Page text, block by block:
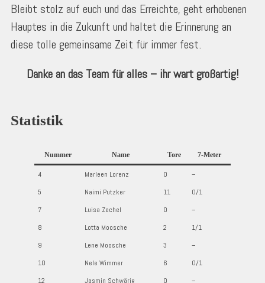
Bleibt stolz auf euch und das Erreichte, geht erhobenen
Hauptes in die Zukunft und haltet die Erinnerung an
diese tolle gemeinsame Zeit für immer fest.
Danke an das Team für alles – ihr wart großartig!
Statistik
Nummer Name Tore 7-Meter
4 Marleen Lorenz 0
–
5
Naimi Putzker 11
0/1
7
Luisa Zechel 0
–
8
Lotta Moosche 2
1/1
9
Lene Moosche 3
–
10
Nele Wimmer 6
0/1
12
Jasmin Schwärig 0 –